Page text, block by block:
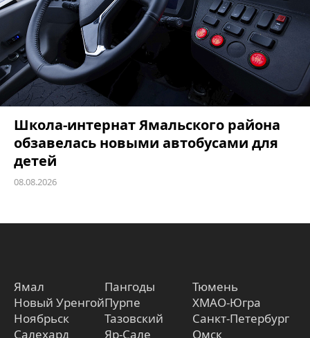
Школа-интернат Ямальского района
обзавелась новыми автобусами для
детей
08.08.2026
Ямал
Новый Уренгой
Ноябрьск
Салехард
Пангоды
Пурпе
Тазовский
Яр-Сале
Тюмень
ХМАО-Югра
Санкт-Петербург
Омск